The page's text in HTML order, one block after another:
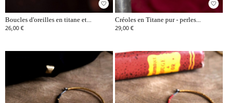
favorite_border
Boucles d'oreilles en titane et...
26,00 €
favorite_border
Créoles en Titane pur - perles...
29,00 €